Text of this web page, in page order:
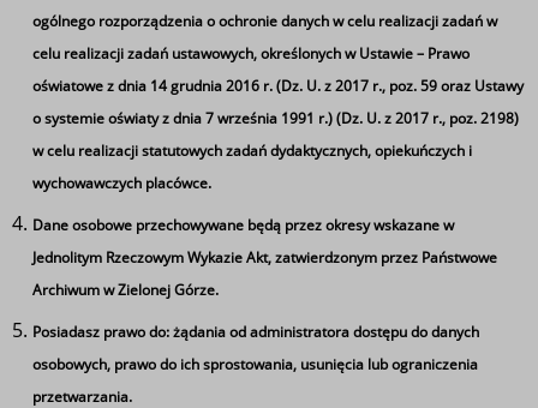
13.45 –
14.30
MA biznes 103
14.30 –
15.15
Ta strona wykorzystuje pliki cookie
Używamy informacji zapisanych za pomocą plików
ogólnego rozporządzenia o ochronie danych w celu realizacji zadań w
celu realizacji zadań ustawowych, określonych w Ustawie – Prawo
oświatowe z dnia 14 grudnia 2016 r. (Dz. U. z 2017 r., poz. 59 oraz Ustawy
o systemie oświaty z dnia 7 września 1991 r.) (Dz. U. z 2017 r., poz. 2198)
w celu realizacji statutowych zadań dydaktycznych, opiekuńczych i
wychowawczych placówce.
Dane osobowe przechowywane będą przez okresy wskazane w
Jednolitym Rzeczowym Wykazie Akt, zatwierdzonym przez Państwowe
Archiwum w Zielonej Górze.
Posiadasz prawo do: żądania od administratora dostępu do danych
osobowych, prawo do ich sprostowania, usunięcia lub ograniczenia
przetwarzania.